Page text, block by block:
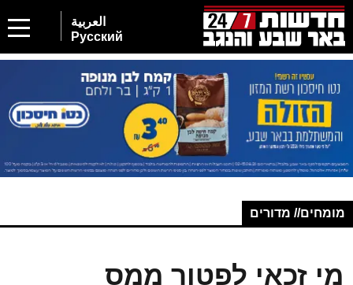
العربية
Русский
מומחים// מדורים
מי זכאי לפטור ממס